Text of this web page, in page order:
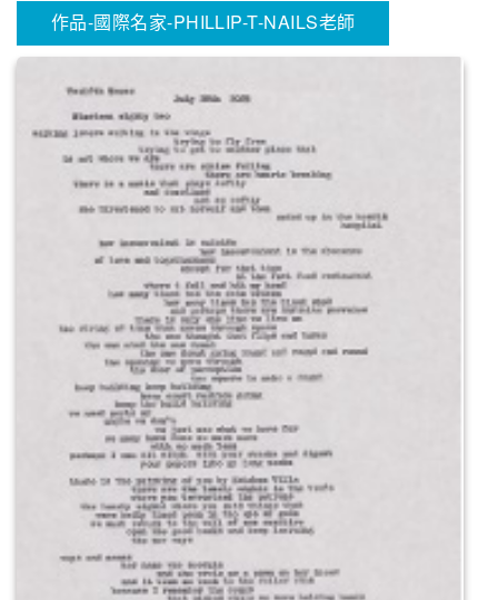
作品-國際名家-PHILLIP-T-NAILS老師